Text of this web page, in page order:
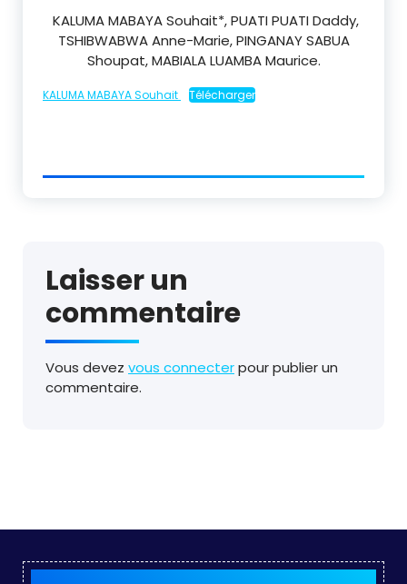
KALUMA MABAYA Souhait*,PUATI PUATI Daddy,
TSHIBWABWAAnne-Marie,PINGANAY SABUA
Shoupat,MABIALA LUAMBAMaurice.
KALUMA MABAYA Souhait Télécharger
Laisser un
commentaire
Vous devez vous connecterpour publier un
commentaire.